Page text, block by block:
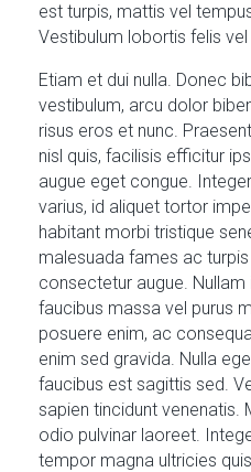
est turpis, mattis vel
Vestibulum lobortis felis
Etiam et dui nulla. Donec
vestibulum, arcu dolor
risus eros et nunc.
nisl quis, facilisis efficitur
augue eget congue.
varius, id aliquet tortor
habitant morbi tristique
malesuada fames ac
consectetur augue.
faucibus massa vel purus
posuere enim, ac
enim sed gravida. Nulla
faucibus est sagittis sed.
sapien tincidunt venenatis.
odio pulvinar laoreet.
tempor magna ultricies